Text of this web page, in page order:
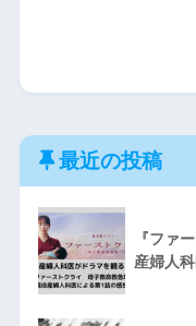
最近の投稿
『ファ
産婦人